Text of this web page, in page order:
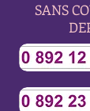
SANS